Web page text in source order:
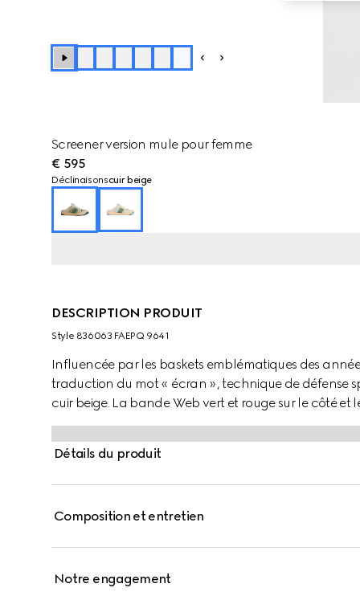
Screener version mule pour femme
€ 595
Déclinaisonscuir beige
DESCRIPTION PRODUIT
Style ‎836063 FAEPQ 9641
Influencée par les baskets emblématiques des
traduction du mot « écran », technique de défense
cuir beige. La bande Web vert et rouge sur le côté
modèle.
Détails du produit
Composition et entretien
Notre engagement